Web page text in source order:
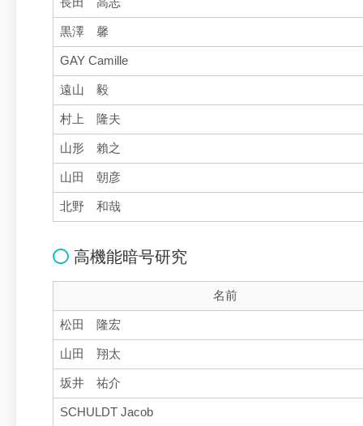
黒澤 馨
GAY Camille
遠山 毅
村上 隆夫
山形 賴之
山田 朝彦
北野 和哉
高機能暗号研究
名前
松田 隆宏
山田 翔太
坂井 祐介
SCHULDT Jacob